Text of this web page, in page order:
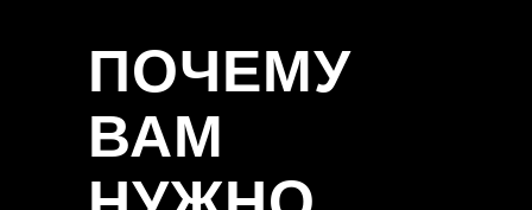
ПОЧЕМУ
ВАМ